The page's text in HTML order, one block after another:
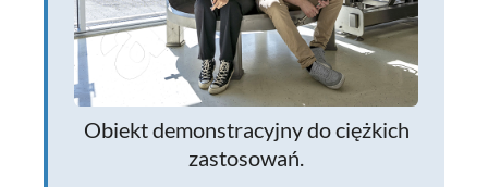
Obiekt demonstracyjny do ciężkich
zastosowań.